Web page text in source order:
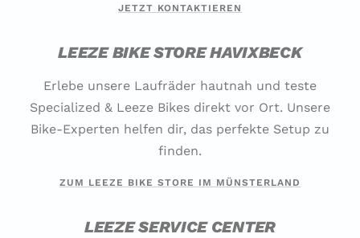
JETZT KONTAKTIEREN
LEEZE BIKE STORE HAVIXBECK
Erlebe unsere Laufräder hautnah und teste
Specialized & Leeze Bikes direkt vor Ort. Unsere
Bike-Experten helfen dir, das perfekte Setup zu
finden.
ZUM LEEZE BIKE STORE IM MÜNSTERLAND
LEEZE SERVICE CENTER